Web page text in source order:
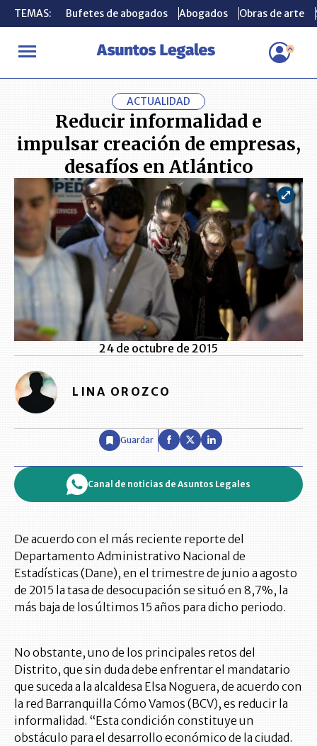
TEMAS: Bufetes de abogados Abogados Obras de arte
INICIO ACTUALIDAD Reducir informalidad e impulsar creación
TEMAS: Bufetes de abogados Abogados Obras de arte
ACTUALIDAD
Reducir informalidad e
impulsar creación de empresas,
desafíos en Atlántico
24 de octubre de 2015
LINA OROZCO
Guardar
Canal de noticias de Asuntos Legales
De acuerdo con el más reciente reporte del
Departamento Administrativo Nacional de
Estadísticas (Dane), en el trimestre de junio a agosto
de 2015 la tasa de desocupación se situó en 8,7%, la
más baja de los últimos 15 años para dicho periodo.
No obstante, uno de los principales retos del
Distrito, que sin duda debe enfrentar el mandatario
que suceda a la alcaldesa Elsa Noguera, de acuerdo con
la red Barranquilla Cómo Vamos (BCV), es reducir la
informalidad. “Esta condición constituye un
obstáculo para el desarrollo económico de la ciudad.